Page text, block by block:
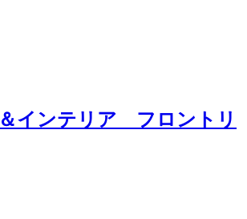
インテリア フロントリ